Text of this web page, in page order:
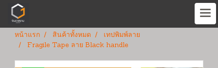
หน้าแรก สินค้าทั้งหมด
เทปพิมพ์ลาย
Fragile Tape ลาย Black handle